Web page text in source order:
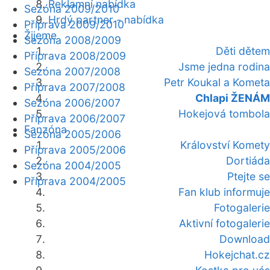
Reklamní nabídka
Hrdý partner - nabídka
Žijeme
Děti dětem
Jsme jedna rodina
Petr Koukal a Kometa
Chlapi ŽENÁM
Hokejová tombola
Fanzóna
Království Komety
Dortiáda
Ptejte se
Fan klub informuje
Fotogalerie
Aktivní fotogalerie
Download
Hokejchat.cz
Sezóna 2009/2010
Příprava 2009/2010
Sezóna 2008/2009
Příprava 2008/2009
Sezóna 2007/2008
Příprava 2007/2008
Sezóna 2006/2007
Příprava 2006/2007
Sezóna 2005/2006
Příprava 2005/2006
Sezóna 2004/2005
Příprava 2004/2005